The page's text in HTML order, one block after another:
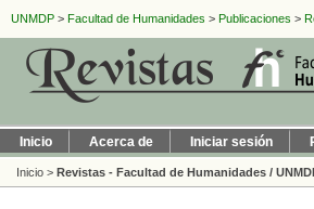
UNMDP > Facultad de Humanidades > Publicaciones >
Inicio Acerca de Iniciar sesión
Inicio > Revistas - Facultad de Humanidades /